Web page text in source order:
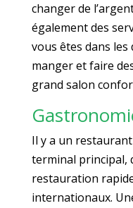
changer de
également des
vous êtes dans
manger et faire
grand salon
Il y a un
terminal principal,
restauration
internationaux.